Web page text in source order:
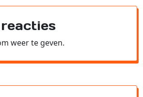
weer te geven.